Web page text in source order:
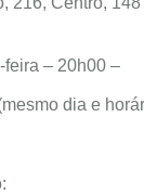
– 20h00 –
dia e